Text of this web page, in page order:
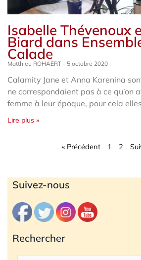
Isabelle Thévenoux
Biard dans
Calade
Matthieu ROHAERT 5 octobre 2020
Calamity Jane et Anna Karenina
ne correspondaient pas à ce qu’on
femme à leur époque, pour cela
Lire plus »
« Précédent 1 2
Suivez-nous
Rechercher
Archives